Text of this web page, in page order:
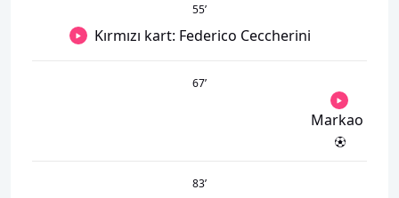
55’
Kırmızı kart: Federico Ceccherini
67’
Markao
83’